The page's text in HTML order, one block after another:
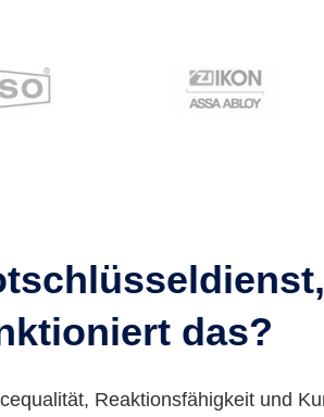
das?
Reaktionsfähigkeit und